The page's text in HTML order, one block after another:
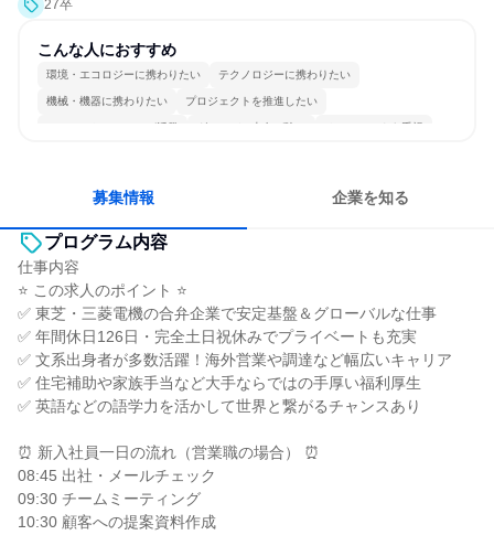
27卒
こんな人におすすめ
環境・エコロジーに携わりたい テクノロジーに携わりたい
機械・機器に携わりたい プロジェクトを推進したい
コミュニケーションが活発 グローバル志向が強い チームワークを重視
募集情報 企業を知る
プログラム内容
仕事内容
⭐ この求人のポイント ⭐
✅ 東芝・三菱電機の合弁企業で安定基盤＆グローバルな仕事
✅ 年間休日126日・完全土日祝休みでプライベートも充実
✅ 文系出身者が多数活躍！海外営業や調達など幅広いキャリア
✅ 住宅補助や家族手当など大手ならではの手厚い福利厚生
✅ 英語などの語学力を活かして世界と繋がるチャンスあり
⏰ 新入社員一日の流れ（営業職の場合） ⏰
08:45 出社・メールチェック
09:30 チームミーティング
10:30 顧客への提案資料作成